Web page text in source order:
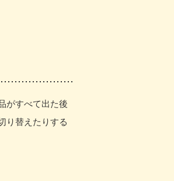
がすべて出た後
り替えたりする